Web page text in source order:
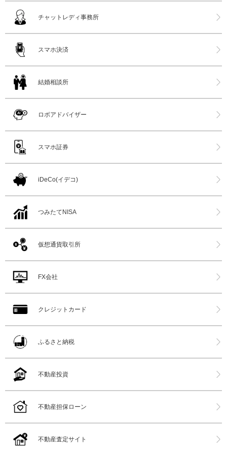
チャットレディ事務所
スマホ決済
結婚相談所
ロボアドバイザー
スマホ証券
iDeCo(イデコ)
つみたてNISA
仮想通貨取引所
FX会社
クレジットカード
ふるさと納税
不動産投資
不動産担保ローン
不動産査定サイト